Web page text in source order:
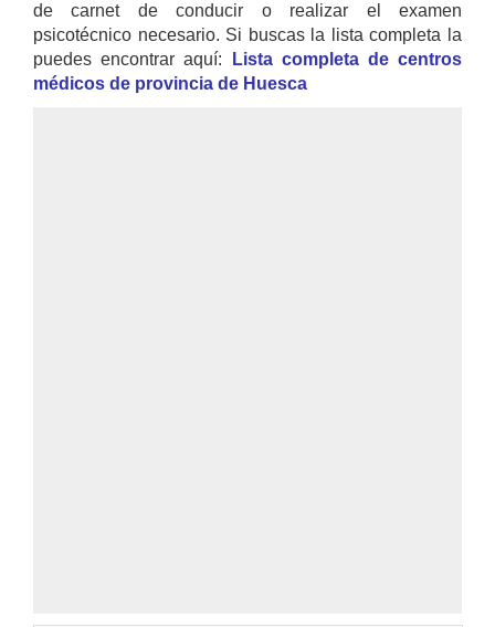
de carnet de conducir o realizar el examen
psicotécnico necesario. Si buscas la lista completa la
puedes encontrar aquí:
Lista completa de centros
médicos de provincia de Huesca